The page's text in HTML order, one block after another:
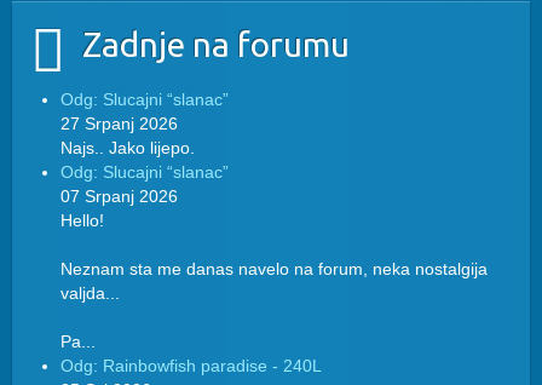
Zadnje na forumu
Odg: Slucajni “slanac”
27 Srpanj 2026
Najs.. Jako lijepo.
Odg: Slucajni “slanac”
07 Srpanj 2026
Hello!
Neznam sta me danas navelo na forum, neka nostalgija
valjda...
Pa...
Odg: Rainbowfish paradise - 240L